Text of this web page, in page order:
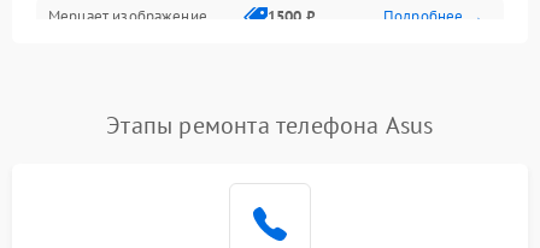
Мерцает изображение 1500 ₽ Подробнее →
Не работает Face ID 4000 ₽ Подробнее →
Этапы ремонта телефона Asus